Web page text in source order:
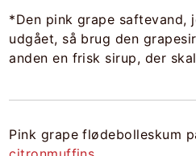
*Den pink grape saftevand,
udgået, så brug den
anden en frisk sirup, der
Pink grape flødebolleskum